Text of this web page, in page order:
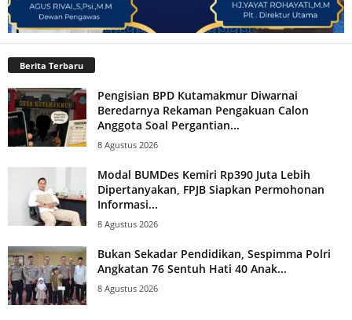
Berita Terbaru
Pengisian BPD Kutamakmur Diwarnai
Beredarnya Rekaman Pengakuan Calon
Anggota Soal Pergantian...
8 Agustus 2026
Modal BUMDes Kemiri Rp390 Juta Lebih
Dipertanyakan, FPJB Siapkan Permohonan
Informasi...
8 Agustus 2026
Bukan Sekadar Pendidikan, Sespimma Polri
Angkatan 76 Sentuh Hati 40 Anak...
8 Agustus 2026